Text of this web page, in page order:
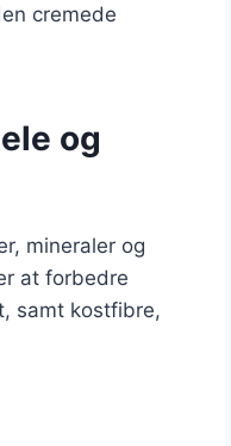
cremede
og
mineraler og
at forbedre
samt kostfibre,